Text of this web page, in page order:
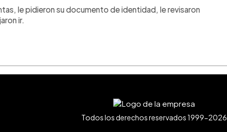
le pidieron su documento de identidad, le revisaron
ir.
Todos los derechos reservados 1999-2026